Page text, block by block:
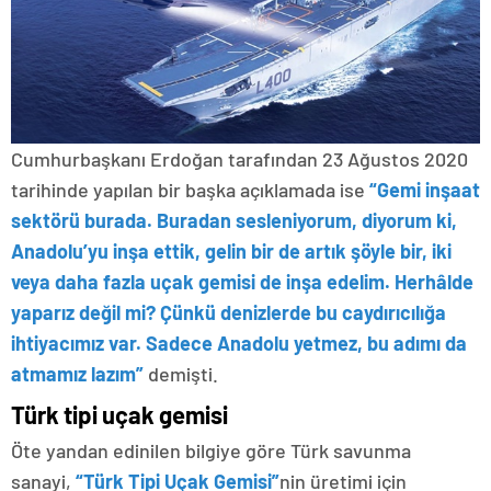
Cumhurbaşkanı Erdoğan tarafından 23 Ağustos 2020
tarihinde yapılan bir başka açıklamada ise “Gemi inşaat
sektörü burada. Buradan sesleniyorum, diyorum ki,
Anadolu’yu inşa ettik, gelin bir de artık şöyle bir, iki
veya daha fazla uçak gemisi de inşa edelim. Herhâlde
yaparız değil mi? Çünkü denizlerde bu caydırıcılığa
ihtiyacımız var. Sadece Anadolu yetmez, bu adımı da
atmamız lazım” demişti.
Türk tipi uçak gemisi
Öte yandan edinilen bilgiye göre Türk savunma
sanayi, “Türk Tipi Uçak Gemisi”nin üretimi için